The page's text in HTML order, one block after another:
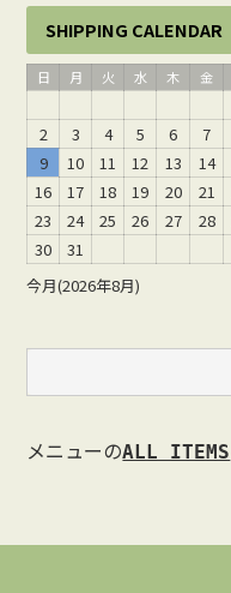
SHIPPING CALENDAR
今月(2026年8月)
日 月 火 水 木 金
2
3 4 5 6 7
9
10 11 12 13 14
16
17 18 19 20 21
23
24 25 26 27 28
30
31
メニューのALL ITEMS